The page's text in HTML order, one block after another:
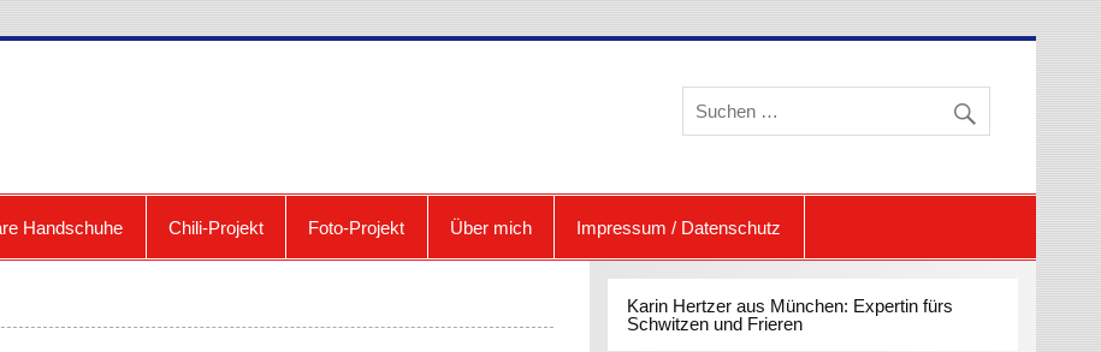
cooldown: Blog zum Frieren und Schwitzen
Handschuhe Chili-Projekt Foto-Projekt Über mich Impressum / Datenschutz
Karin Hertzer aus München: Expertin fürs
Schwitzen und Frieren